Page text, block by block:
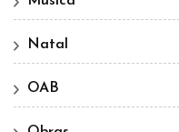
Natal
OAB